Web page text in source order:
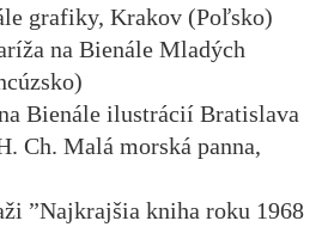
grafiky, Krakov (Poľsko)
na Bienále Mladých
Bienále ilustrácií Bratislava
Ch. Malá morská panna,
”Najkrajšia kniha roku 1968